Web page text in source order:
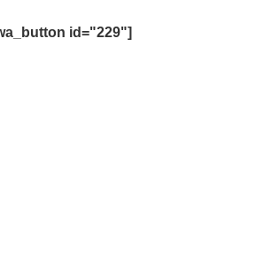
id="229"]